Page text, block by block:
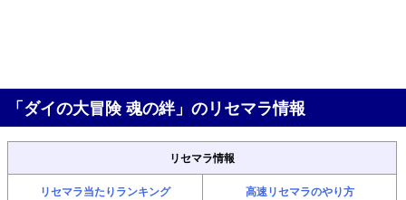
「ダイの大冒険 魂の絆」のリセマラ情報
リセマラ情報
リセマラ当たりランキング 高速リセマラのやり方